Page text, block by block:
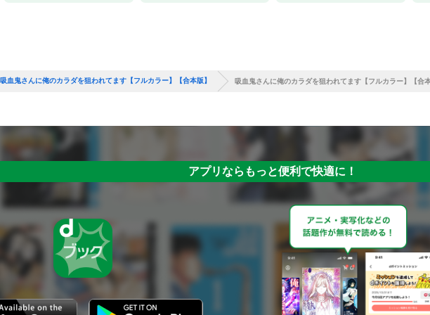
吸血鬼さんに俺のカラダを狙われてます【フルカラー】【合本版】 吸血鬼さんに俺のカラダを狙われてます【フルカラー】【合
アプリならもっと便利で快適に！